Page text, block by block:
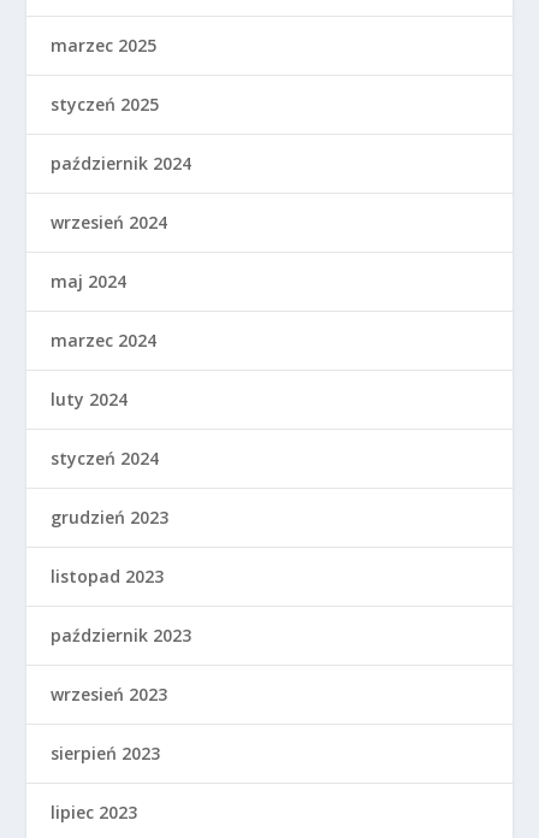
marzec 2025
styczeń 2025
październik 2024
wrzesień 2024
maj 2024
marzec 2024
luty 2024
styczeń 2024
grudzień 2023
listopad 2023
październik 2023
wrzesień 2023
sierpień 2023
lipiec 2023